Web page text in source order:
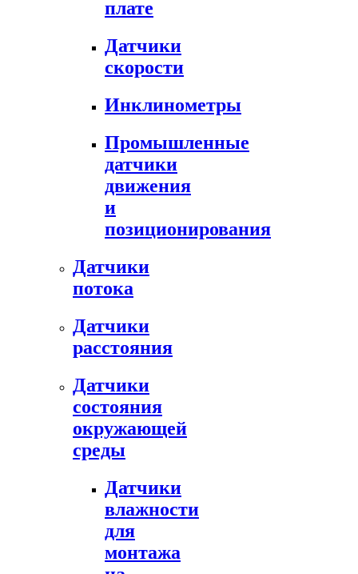
плате
Датчики
скорости
Инклинометры
Промышленные
датчики
движения
и
позиционирования
Датчики
потока
Датчики
расстояния
Датчики
состояния
окружающей
среды
Датчики
влажности
для
монтажа